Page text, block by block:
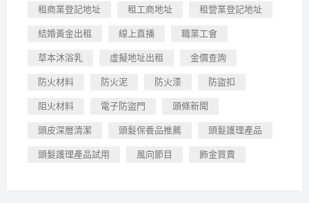
租商業登記地址 租工商地址 租營業登記地址
結婚黃金出租 線上直播 職業工會
草本沐浴乳 虛擬地址出租 金價查詢
防火材料 防火泥 防火漆 防盜扣
阻火材料 電子防盜門 頭條新聞
頭皮深層清潔 頭髮保養品推薦 頭髮護理產品
頭髮護理產品試用 風向節目 飾金買賣